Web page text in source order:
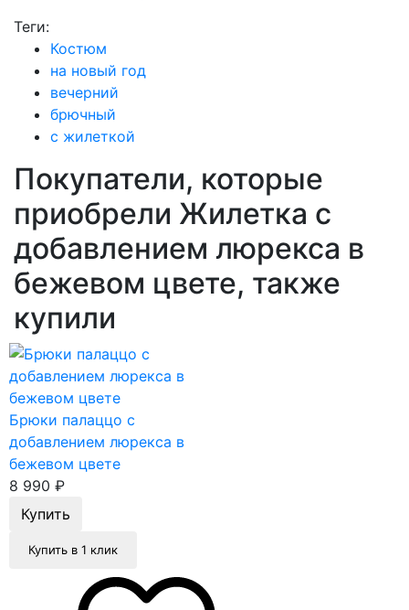
Теги:
Костюм
на новый год
вечерний
брючный
с жилеткой
Покупатели, которые
приобрели Жилетка с
добавлением люрекса в
бежевом цвете, также
купили
Брюки палаццо с
добавлением люрекса в
бежевом цвете
8 990 ₽
Купить в 1 клик